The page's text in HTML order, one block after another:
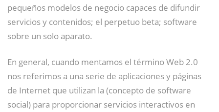
pequeños modelos de negocio capaces de difundir
servicios y contenidos; el perpetuo beta; software
sobre un solo aparato.
En general, cuando mentamos el término Web 2.0
nos referimos a una serie de aplicaciones y páginas
de Internet que utilizan la (concepto de software
social) para proporcionar servicios interactivos en